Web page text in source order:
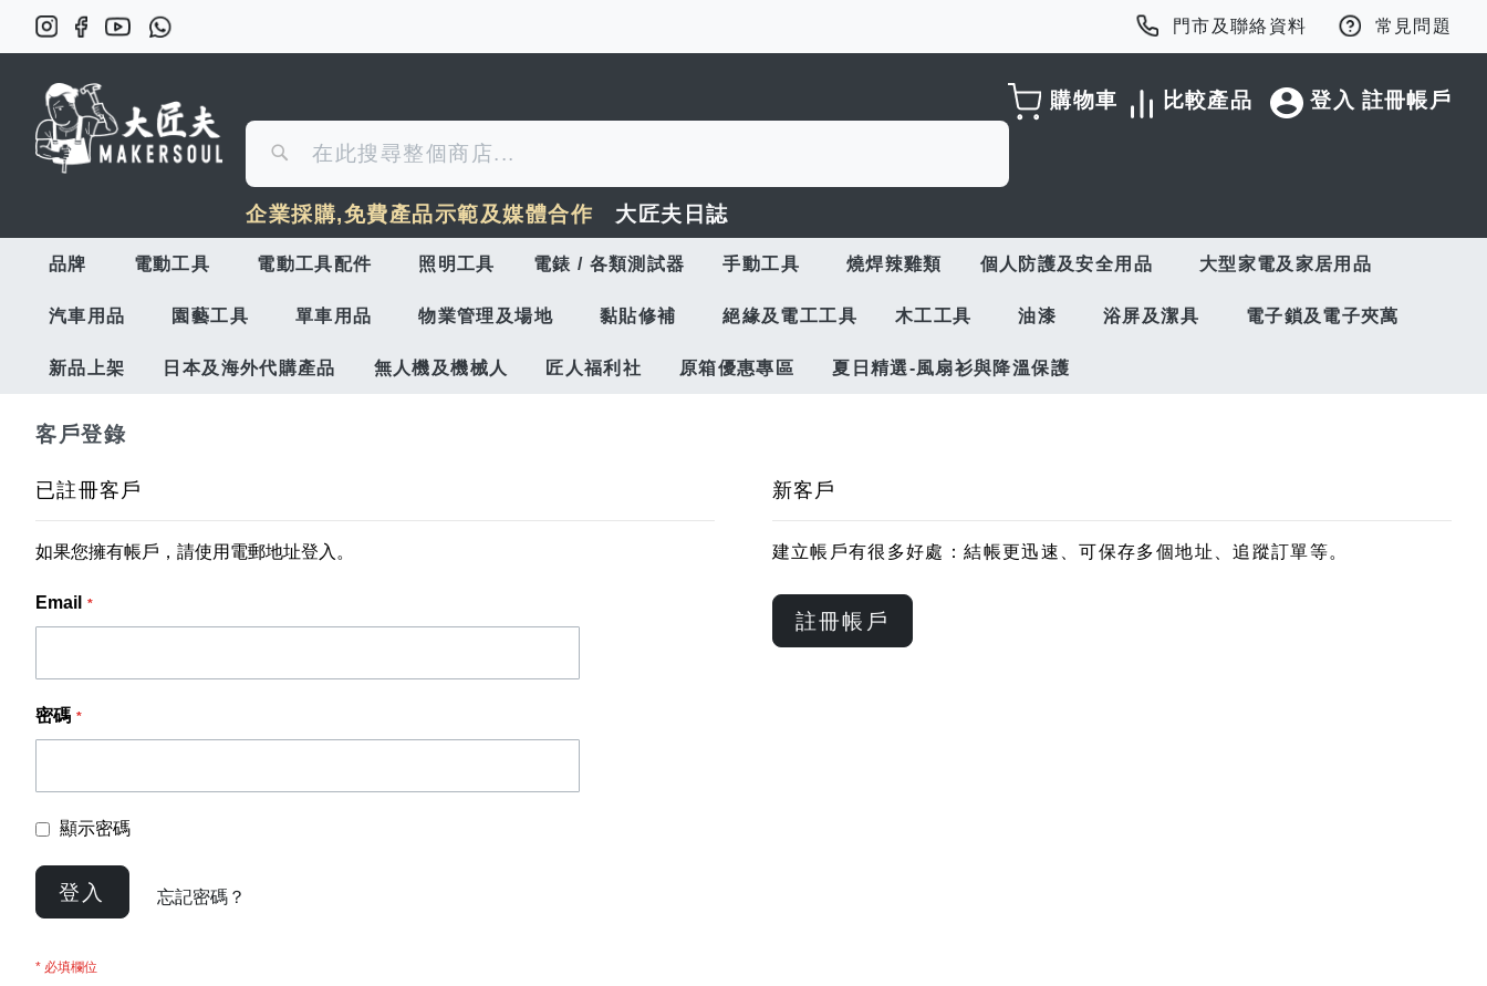
門市及聯絡資料 常見問題
登入 註冊帳戶
比較產品
購物車
尋
搜
尋
企業採購,免費產品示範及媒體合作 大匠夫日誌
品牌 電動工具 電動工具配件 照明工具 電錶 / 各類測試器 手動工具 燒焊辣雞類 個人防護及安全用品 大型家電及家居用品
汽車用品 園藝工具 單車用品 物業管理及場地 黏貼修補 絕緣及電工工具 木工工具 油漆 浴屏及潔具 電子鎖及電子夾萬
新品上架 日本及海外代購產品 無人機及機械人 匠人福利社 原箱優惠專區 夏日精選-風扇衫與降溫保護
客戶登錄
已註冊客戶
如果您擁有帳戶，請使用電郵地址登入。
Email
密碼
顯示密碼
登入 忘記密碼？
新客戶
建立帳戶有很多好處：結帳更迅速、可保存多個地址、追蹤訂單等。
註冊帳戶